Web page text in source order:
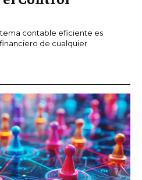
contable eficiente es
de cualquier